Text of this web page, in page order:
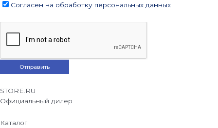
Согласен на обработку персональных данных
STORE.RU
Официальный дилер
Каталог